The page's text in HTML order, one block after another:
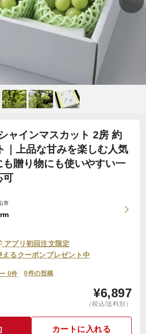
ャインマスカット 2房 約
｜上品な甘みを楽しむ人気
贈り物にも使いやすい一
市
アプリ初回注文限定
えるクーポンプレゼント中
0件 0件の投稿
¥6,897
（税込/送料別）
カートに入れる